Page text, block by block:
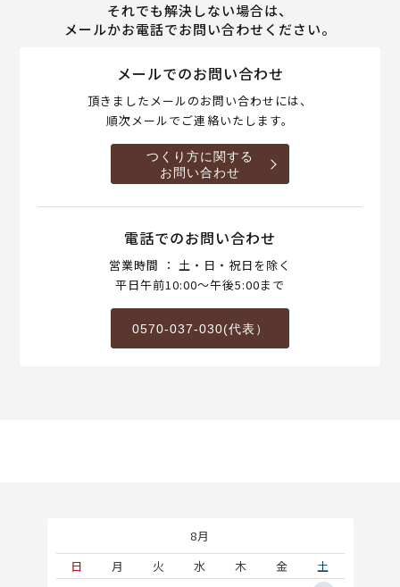
それでも解決しない場合は、
メールかお電話でお問い合わせください。
メールでのお問い合わせ
頂きましたメールのお問い合わせには、
順次メールでご連絡いたします。
つくり方に関する
お問い合わせ
電話でのお問い合わせ
営業時間 ： 土・日・祝日を除く
平日午前10:00～午後5:00まで
0570-037-030(代表）
8月
日
月 火 水 木 金
土